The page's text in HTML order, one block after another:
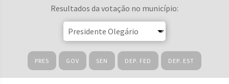
Resultados da votação no município:
PRES GOV SEN DEP. FED DEP. EST